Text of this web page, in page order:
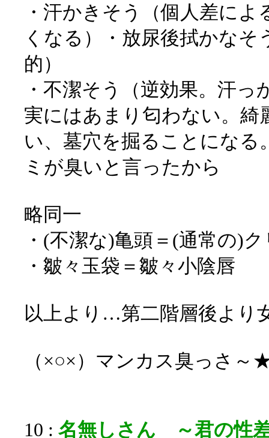
・汗かきそう（個人差に
くなる）・放尿後拭かなそ
的）
・不潔そう（逆効果。汗
実にはあまり匂わない。
い、墓穴を掘ることになる
ミが臭いと言ったから
略同一
・(不潔な)亀頭＝(通常の)
・皺々玉袋＝皺々小陰唇
以上より…第二階層後より
（×○×）マンカス臭っさ
10 : 名無しさん ～君の性